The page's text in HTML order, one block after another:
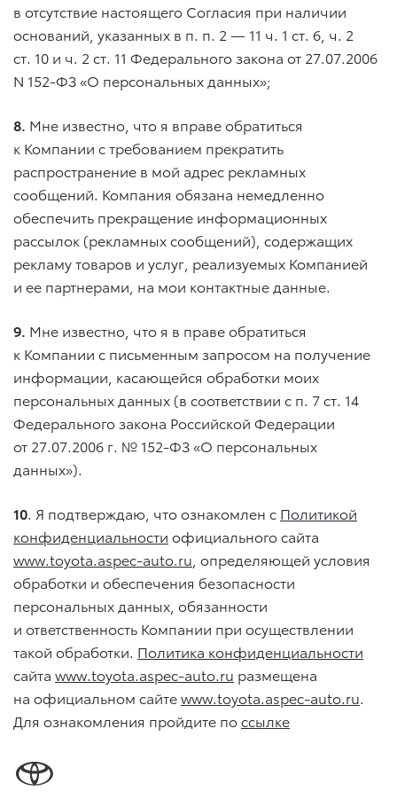
в отсутствие настоящего Согласия при наличии
оснований, указанных в п. п. 2 — 11 ч. 1 ст. 6, ч. 2
ст. 10 и ч. 2 ст. 11 Федерального закона от 27.07.2006
N 152-ФЗ «О персональных данных»;
8. Мне известно, что я вправе обратиться
к Компании с требованием прекратить
распространение в мой адрес рекламных
сообщений. Компания обязана немедленно
обеспечить прекращение информационных
рассылок (рекламных сообщений), содержащих
рекламу товаров и услуг, реализуемых Компанией
и ее партнерами, на мои контактные данные.
9. Мне известно, что я в праве обратиться
к Компании с письменным запросом на получение
информации, касающейся обработки моих
персональных данных (в соответствии с п. 7 ст. 14
Федерального закона Российской Федерации
от 27.07.2006 г. № 152-ФЗ «О персональных
данных»).
10. Я подтверждаю, что ознакомлен с Политикой
конфиденциальности официального сайта
www.toyota.aspec-auto.ru , определяющей условия
обработки и обеспечения безопасности
персональных данных, обязанности
и ответственность Компании при осуществлении
такой обработки. Политика конфиденциальности
сайта www.toyota.aspec-auto.ru размещена
на официальном сайтеwww.toyota.aspec-auto.ru.
Для ознакомления пройдите поссылке